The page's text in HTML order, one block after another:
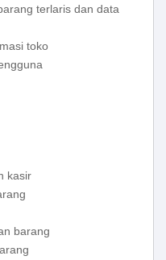
terlaris dan data
toko
kasir
barang